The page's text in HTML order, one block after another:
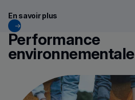
En savoir plus
Performance
environnementale